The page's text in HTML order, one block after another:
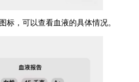
标，可以查看血液的具体情况。